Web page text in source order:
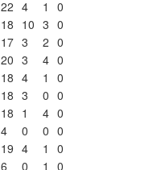
22 4 1
0
18 10 3 0
17 3 2 0
20 3 4 0
18 4 1
0
18 3 0 0
18 1 4 0
4 0 0 0
19 4 1
0
6 0 1
0